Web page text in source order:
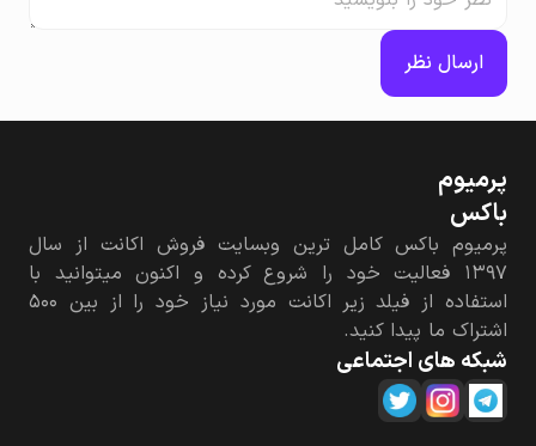
ارسال نظر
پرمیوم‌
باکس
پرمیوم باکس کامل ترین وبسایت فروش اکانت از سال
۱۳۹۷ فعالیت خود را شروع کرده و اکنون میتوانید با
استفاده از فیلد زیر اکانت مورد نیاز خود را از بین ۵۰۰
اشتراک ما پیدا کنید.
شبکه های اجتماعی